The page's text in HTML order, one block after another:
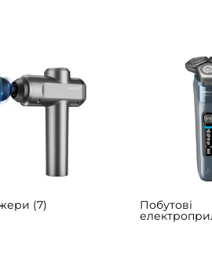
(7) Побутові